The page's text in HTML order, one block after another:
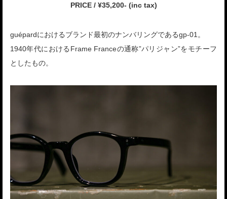
PRICE / ¥35,200- (inc tax)
guépardにおけるブランド最初のナンバリングであるgp-01。
1940年代におけるFrame Franceの通称”パリジャン”をモチーフ
としたもの。